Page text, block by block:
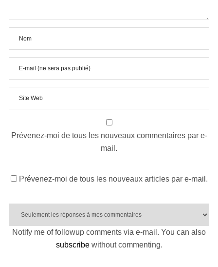
Prévenez-moi de tous les nouveaux commentaires par e-
mail.
Prévenez-moi de tous les nouveaux articles par e-mail.
Notify me of followup comments via e-mail. You can also
subscribewithout commenting.